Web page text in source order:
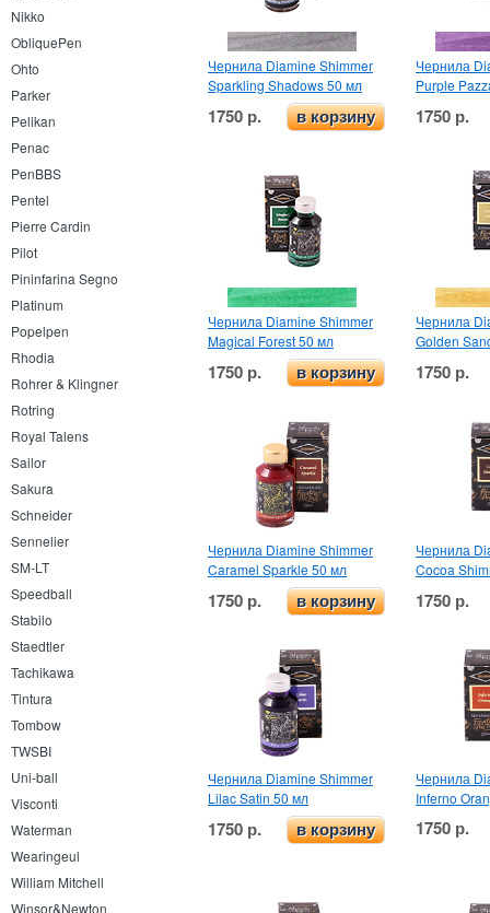
Nikko
ObliquePen
Ohto
Parker
Pelikan
Penac
PenBBS
Pentel
Pierre Cardin
Pilot
Pininfarina Segno
Platinum
Popelpen
Rhodia
Rohrer & Klingner
Rotring
Royal Talens
Sailor
Sakura
Schneider
Sennelier
SM-LT
Speedball
Stabilo
Staedtler
Tachikawa
Tintura
Tombow
TWSBI
Uni-ball
Visconti
Waterman
Wearingeul
William Mitchell
Winsor&Newton
Чернила Diamine Shimmer
Sparkling Shadows 50 мл
1750 р. в корзину
Чернила
Purple
1750 р.
Чернила Diamine Shimmer
Magical Forest 50 мл
1750 р. в корзину
Чернила
Golden
1750 р.
Чернила Diamine Shimmer
Caramel Sparkle 50 мл
1750 р. в корзину
Чернила
Cocoa
1750 р.
Чернила Diamine Shimmer
Lilac Satin 50 мл
1750 р. в корзину
Чернила
Inferno
1750 р.